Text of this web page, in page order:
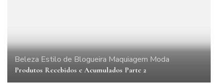
Beleza Estilo de Blogueira Maquiagem Moda
Produtos Recebidos e Acumulados Parte 2